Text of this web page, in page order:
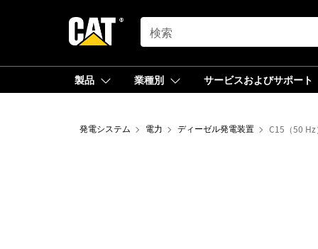
SEARCH
製品 業種別 サービスおよびサポート
発電システム 電力 ディーゼル発電装置 C15（50